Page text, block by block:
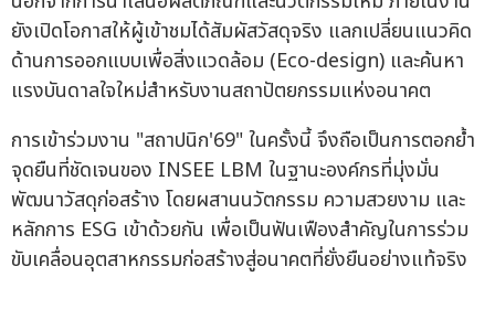
ยังเปิดโอกาสให้ผู้เข้าชมได้สัมผัสวัสดุจริง แลกเปลี่ยนแนวคิด
ด้านการออกแบบเพื่อสิ่งแวดล้อม (Eco-design) และค้นหา
แรงบันดาลใจใหม่สำหรับงานสถาปัตยกรรมแห่งอนาคต
การเข้าร่วมงาน "สถาปนิก'69" ในครั้งนี้ จึงถือเป็นการตอกย้ำ
จุดยืนที่ชัดเจนของ INSEE LBM ในฐานะองค์กรที่มุ่งมั่น
พัฒนาวัสดุก่อสร้าง โดยผสานนวัตกรรม ความสวยงาม และ
หลักการ ESG เข้าด้วยกัน เพื่อเป็นฟันเฟืองสำคัญในการร่วม
ขับเคลื่อนอุตสาหกรรมก่อสร้างสู่อนาคตที่ยั่งยืนอย่างแท้จริง